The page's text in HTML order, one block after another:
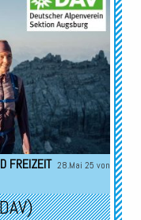
Player
FREIZEIT 28.Mai 25 von